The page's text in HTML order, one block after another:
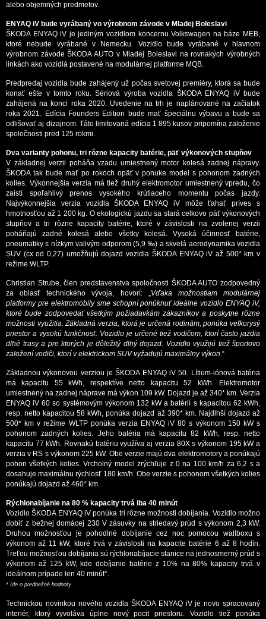
alebo objemných predmetov.
ENYAQ iV bude vyrábaný vo výrobnom závode v Mladej Boleslavi
ŠKODA ENYAQ iV je jediným vozidlom koncernu Volkswagen na báze MEB,
ktoré nebude vyrábané v Nemecku. Vozidlo bude vyrábané v hlavnom
výrobnom závode ŠKODA AUTO v Mladej Boleslavi na rovnakých výrobných
linkách ako vozidlá postavené na modulárnej platforme MQB.
Predpredaj vozidla bude zahájený už počas svetovej premiéry, ktorá sa bude
konať ešte v tomto roku. Sériová výroba vozidla ŠKODA ENYAQ iV bude
zahájená na konci roka 2020. Uvedenie na trh je naplánované na začiatok
roka 2021. Edícia Founders Edition bude mať špeciálnu výbavu a bude sa
odlišovať aj dizajnom. Táto limitovaná edícia 1 895 kusov pripomína založenie
spoločnosti pred 125 rokmi.
Dva varianty pohonu, tri rôzne kapacity batérie, päť výkonových stupňov
V základnej verzii poháňa vzadu umiestnený motor kolesá zadnej nápravy.
ŠKODA tak bude mať po rokoch opäť v ponuke model s pohonom zadných
kolies. Výkonnejšia verzia má tiež druhý elektromotor umiestnený vpredu, čo
zaistí spoľahlivý prenos vysokého krútiaceho momentu počas jazdy.
Najvýkonnejšia verzia vozidla ŠKODA ENYAQ iV môže ťahať príves s
hmotnosťou až 1 200 kg. O ekologickú jazdu sa stará celkovo päť výkonových
stupňov a tri rôzne kapacity batérie, ktoré v závislosti na zvolenej verzii
poháňajú zadné kolesá alebo všetky kolesá. Vysoká účinnosť batérie,
pneumatiky s nízkym valivým odporom (5,9 ‰) a skvelá aerodynamika vozidla
SUV (cx od 0,27) umožňujú dojazd vozidla ŠKODA ENYAQ iV až 500* km v
režime WLTP.
Christian Strube, člen predstavenstva spoločnosti ŠKODA AUTO zodpovedný
za oblasť technického vývoja, hovorí: „Vďaka možnostiam modulárnej
platformy pre elektromobily sme schopní ponúknuť ideálne vozidlo ENYAQ iV,
ktoré bude zodpovedať všetkým požiadavkám zákazníkov a poskytne rôzne
možnosti využitia. Základná verzia, ktorá je určená rodinám, ponúka veľkorysý
priestor a vysokú funkčnosť. Vozidlo je určené tiež vodičom, ktorí často jazdia
dlhé trasy a pre ktorých je dôležitý dlhý dojazd. Vozidlo využijú tiež športovo
založení vodiči, ktorí v elektrickom SUV vyžadujú maximálny výkon.“
Základnou výkonovou verziou je ŠKODA ENYAQ iV 50. Lítium-iónová batéria
má kapacitu 55 kWh, respektíve netto kapacitu 52 kWh. Elektromotor
umiestnený na zadnej náprave má výkon 109 kW. Dojazd je až 340* km. Verzia
ENYAQ iV 60 so systémovým výkonom 132 kW a batérií s kapacitou 62 kWh,
resp. netto kapacitou 58 kWh, ponúka dojazd až 390* km. Najdlhší dojazd až
500* km v režime WLTP ponúka verzia ENYAQ iV 80 s výkonom 150 kW s
pohonom zadných kolies. Jeho batéria má kapacitu 82 kWh, resp. netto
kapacitu 77 kWh. Rovnakú batériu využíva aj verzia 80X s výkonom 195 kW a
verzia v RS s výkonom 225 kW. Obe verzie majú dva elektromotory a ponúkajú
pohon všetkých kolies. Vrcholný model zrýchľuje z 0 na 100 km/h za 6,2 s a
dosahuje maximálnu rýchlosť 180 km/h. Obe verzie s pohonom všetkých kolies
ponúkajú dojazd až 460* km.
Rýchlonabíjanie na 80 % kapacity trvá iba 40 minút
Vozidlo ŠKODA ENYAQ iV ponúka tri rôzne možnosti dobíjania. Vozidlo možno
dobiť z bežnej domácej 230 V zásuvky na striedavý prúd s výkonom 2,3 kW.
Druhou možnosťou je pohodlné dobíjanie cez noc pomocou wallboxu s
výkonom až 11 kW, ktoré trvá v závislosti na kapacite batérie 6 až 8 hodín.
Treťou možnosťou dobíjania sú rýchlonabíjacie stanice na jednosmerný prúd s
výkonom až 125 kW, kde dobíjanie batérie z 10% na 80% kapacity trvá v
ideálnom prípade len 40 minút*.
* Ide o predbežné hodnoty
Technickou novinkou nového vozidla ŠKODA ENYAQ iV je novo spracovaný
interiér, ktorý vyvoláva úplne nový pocit priestoru. Vozidlo tiež ponúka